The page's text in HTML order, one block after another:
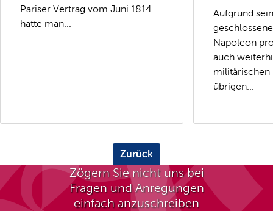
Pariser Vertrag vom Juni 1814
hatte man...
Aufgrund
Napoleon
auch
militärischen
übrigen...
Zurück
Zögern Sie nicht uns bei
Fragen und Anregungen
einfach anzuschreiben